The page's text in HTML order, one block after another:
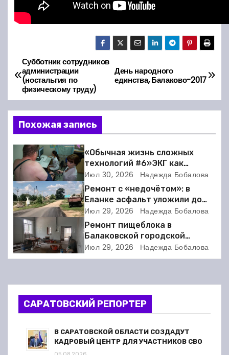
Н
а
в
и
а
ц
и
я
п
о
День народного
единства, Балаково-2017
Субботник сотрудников
администрации
(ностальгия по
физическому труду)
Похожая запись
«Обычная жизнь сложных
технологий #6»ЭКГ как
искусство: когда ритм жизни
требует расшифровки
Июл 30, 2026 Надежда Бобалова
Ремонт с «недочётом»: в
Еланке асфальт уложили до
школы, но не дошли 30 метров
Июл 29, 2026 Надежда Бобалова
Ремонт пищеблока в
Балаковской городской
клинической больнице
выходит на финишную прямую
Июл 29, 2026 Надежда Бобалова
САРАТОВСКИЙ РЕПОРТЕР
В САРАТОВСКОЙ ОБЛАСТИ СОЗДАДУТ
КАДРОВЫЙ ЦЕНТР ДЛЯ УЧАСТНИКОВ СВО